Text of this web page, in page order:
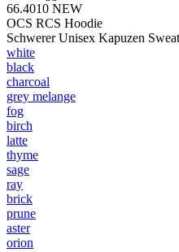
66.4010 NEW
OCS RCS Hoodie
Schwerer Unisex Kapuzen
white
black
charcoal
grey melange
fog
birch
latte
thyme
sage
ray
brick
prune
aster
orion